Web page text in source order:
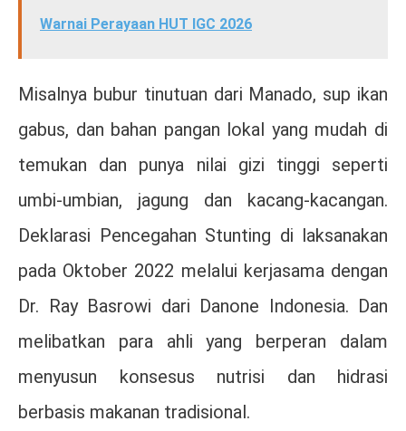
Warnai Perayaan HUT IGC 2026
Misalnya bubur tinutuan dari Manado, sup ikan
gabus, dan bahan pangan lokal yang mudah di
temukan dan punya nilai gizi tinggi seperti
umbi-umbian, jagung dan kacang-kacangan.
Deklarasi Pencegahan Stunting di laksanakan
pada Oktober 2022 melalui kerjasama dengan
Dr. Ray Basrowi dari Danone Indonesia. Dan
melibatkan para ahli yang berperan dalam
menyusun konsesus nutrisi dan hidrasi
berbasis makanan tradisional.